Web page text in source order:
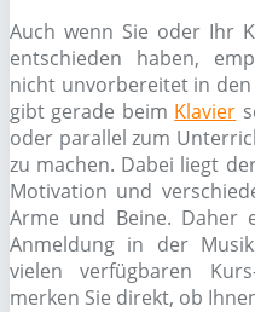
Auch wenn Sie oder Ihr
entschieden haben,
nicht unvorbereitet in
gibt gerade beim Klavier
oder parallel zum
zu machen. Dabei liegt
Motivation und
Arme und Beine. Daher
Anmeldung in der
vielen verfügbaren
merken Sie direkt, ob